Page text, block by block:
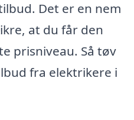
Det er en nem
at du får den
prisniveau. Så tøv
fra elektrikere i